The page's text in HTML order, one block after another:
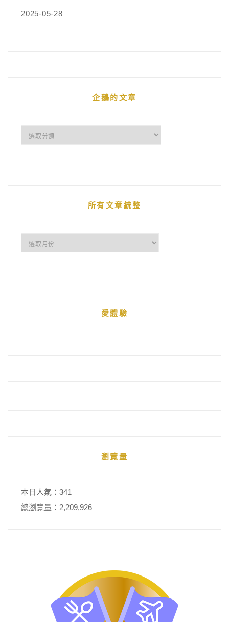
2025-05-28
企鵝的文章
所有文章統整
愛體驗
瀏覽量
本日人氣：341
總瀏覽量：2,209,926